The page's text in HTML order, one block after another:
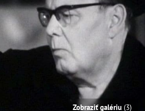
Zobraziť galériu (3)